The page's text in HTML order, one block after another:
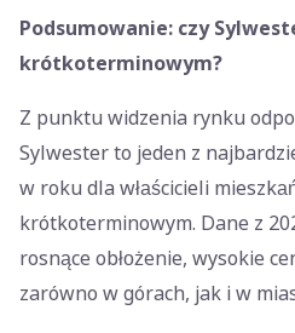
Podsumowanie: czy
krótkoterminowym?
Z punktu widzenia rynku
Sylwester to jeden z
w roku dla właścicieli
krótkoterminowym. Dane z
rosnące obłożenie, wysokie
zarówno w górach, jak i w